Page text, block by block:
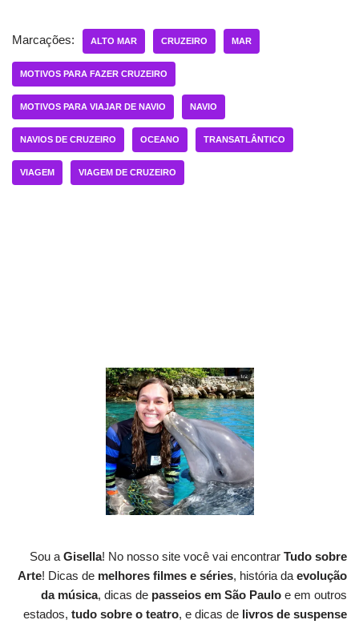
Marcações: ALTO MAR CRUZEIRO MAR
MOTIVOS PARA FAZER CRUZEIRO
MOTIVOS PARA VIAJAR DE NAVIO NAVIO
NAVIOS DE CRUZEIRO OCEANO TRANSATLÂNTICO
VIAGEM VIAGEM DE CRUZEIRO
Sou a Gisella! No nosso site você vai encontrar Tudo sobre
Arte! Dicas de melhores filmes e séries, história da evolução
da música, dicas de passeios em São Paulo e em outros
estados, tudo sobre o teatro, e dicas de livros de suspense